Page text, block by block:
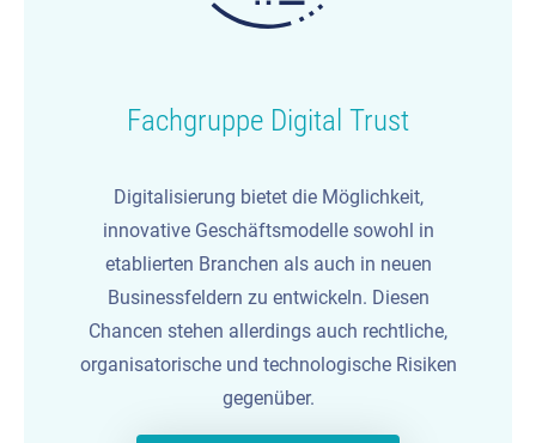
Fachgruppe Digital Trust
Digitalisierung bietet die Möglichkeit,
innovative Geschäftsmodelle sowohl in
etablierten Branchen als auch in neuen
Businessfeldern zu entwickeln. Diesen
Chancen stehen allerdings auch rechtliche,
organisatorische und technologische Risiken
gegenüber.